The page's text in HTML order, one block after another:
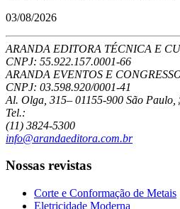
03/08/2026
ARANDA EDITORA TÉCNICA E
CNPJ: 55.922.157.0001-66
ARANDA EVENTOS E
CNPJ: 03.598.920/0001-41
Al. Olga, 315– 01155-900 São Paulo
Tel.:
(11) 3824-5300
info@arandaeditora.com.br
Nossas revistas
Corte e Conformação de Metais
Eletricidade Moderna